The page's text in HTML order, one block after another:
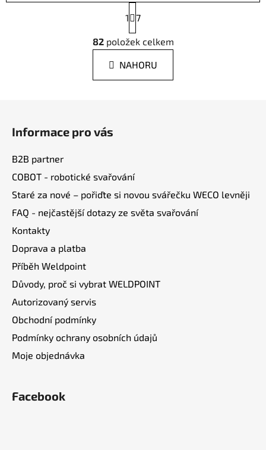
O
v
á
d
k
v
ý
S
t
r
á
n
k
1 7
82položek celkem
NAHORU
Informace pro vás
B2B partner
COBOT - robotické svařování
Staré za nové – pořiďte si novou svářečku WECO levněji
FAQ - nejčastější dotazy ze světa svařování
Kontakty
Doprava a platba
Příběh Weldpoint
Důvody, proč si vybrat WELDPOINT
Autorizovaný servis
Obchodní podmínky
Podmínky ochrany osobních údajů
Moje objednávka
Facebook